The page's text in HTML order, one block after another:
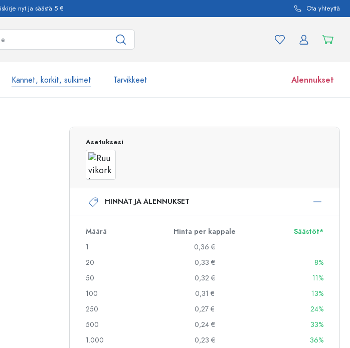
nyt ja säästä 5 € Ota yhteyttä
Kannet, korkit, sulkimet Tarvikkeet Alennukset
Airless-pumppupullot
Roll-on-pullot
Puristuspullot
Säilytyspullot
Ginipullot
Joulupullot
Koristeelliset pullot
Lasipurkit
Asetuksesi
HINNAT JA ALENNUKSET
Määrä Hinta per kappale
Säästöt*
1
0,36 €
20
0,33 €
8%
50
0,32 €
11%
100
0,31 €
13%
250
0,27 €
24%
500
0,24 €
33%
1.000
0,23 €
36%